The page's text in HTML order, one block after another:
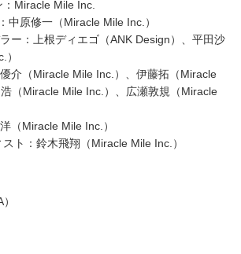
Miracle Mile Inc.
中原修一（Miracle Mile Inc.）
ー：上根ディエゴ（ANK Design）、平田沙
介（Miracle Mile Inc.）、伊藤拓（Miracle
（Miracle Mile Inc.）、広瀬敦規（Miracle
（Miracle Mile Inc.）
ト：鈴木飛翔（Miracle Mile Inc.）